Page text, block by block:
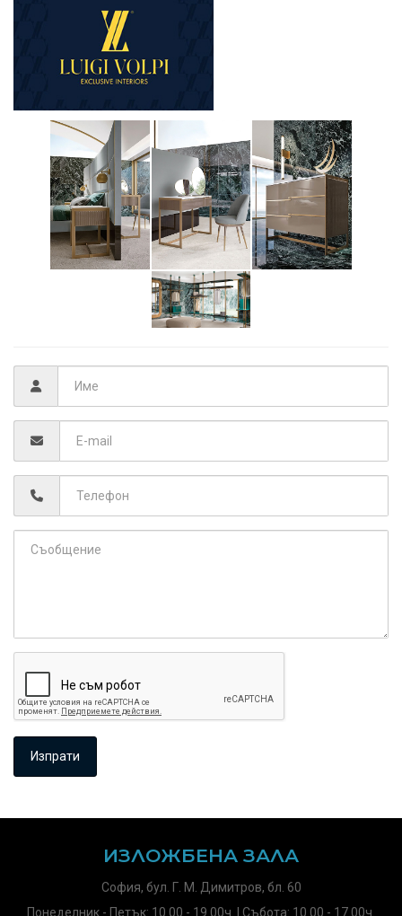
ИЗЛОЖБЕНА ЗАЛА
София, бул. Г. М. Димитров, бл. 60
Понеделник - Петък: 10.00 - 19.00ч. | Събота: 10.00 - 17.00ч.